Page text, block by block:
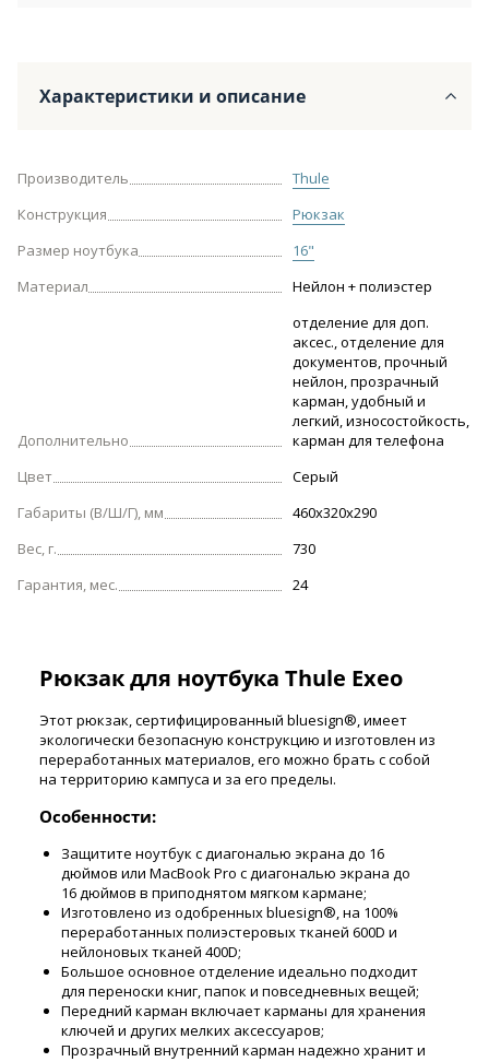
Характеристики и описание
Производитель
Thule
Конструкция
Рюкзак
Размер ноутбука
16"
Материал
Нейлон + полиэстер
Дополнительно
отделение для доп.
аксес., отделение для
документов, прочный
нейлон, прозрачный
карман, удобный и
легкий, износостойкость,
карман для телефона
Цвет
Серый
Габариты (В/Ш/Г), мм
460х320х290
Вес, г.
730
Гарантия, мес.
24
Рюкзак для ноутбука Thule Exeo
Этот рюкзак, сертифицированный bluesign®, имеет
экологически безопасную конструкцию и изготовлен из
переработанных материалов, его можно брать с собой
на территорию кампуса и за его пределы.
Особенности:
Защитите ноутбук с диагональю экрана до 16
дюймов или MacBook Pro с диагональю экрана до
16 дюймов в приподнятом мягком кармане;
Изготовлено из одобренных bluesign®, на 100%
переработанных полиэстеровых тканей 600D и
нейлоновых тканей 400D;
Большое основное отделение идеально подходит
для переноски книг, папок и повседневных вещей;
Передний карман включает карманы для хранения
ключей и других мелких аксессуаров;
Прозрачный внутренний карман надежно хранит и